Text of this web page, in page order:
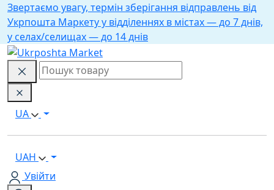
Звертаємо увагу, термін зберігання відправлень від
Укрпошта Маркету у відділеннях в містах — до 7 днів,
у селах/селищах — до 14 днів
UA
UAH
Увійти